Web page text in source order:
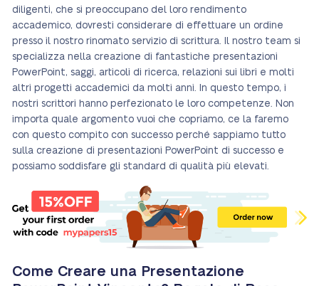
diligenti, che si preoccupano del loro rendimento
accademico, dovresti considerare di effettuare un ordine
presso il nostro rinomato servizio di scrittura. Il nostro team si
specializza nella creazione di fantastiche presentazioni
PowerPoint, saggi, articoli di ricerca, relazioni sui libri e molti
altri progetti accademici da molti anni. In questo tempo, i
nostri scrittori hanno perfezionato le loro competenze. Non
importa quale argomento vuoi che copriamo, ce la faremo
con questo compito con successo perché sappiamo tutto
sulla creazione di presentazioni PowerPoint di successo e
possiamo soddisfare gli standard di qualità più elevati.
Come Creare una Presentazione